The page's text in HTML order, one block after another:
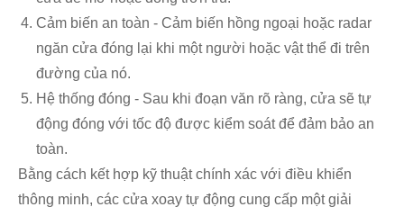
Cảm biến an toàn - Cảm biến hồng ngoại hoặc radar
ngăn cửa đóng lại khi một người hoặc vật thể đi trên
đường của nó.
Hệ thống đóng - Sau khi đoạn văn rõ ràng, cửa sẽ tự
động đóng với tốc độ được kiểm soát để đảm bảo an
toàn.
Bằng cách kết hợp kỹ thuật chính xác với điều khiển
thông minh, các cửa xoay tự động cung cấp một giải